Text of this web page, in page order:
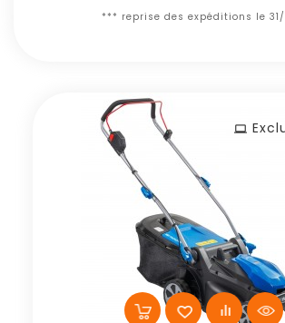
*** reprise des expéditions le